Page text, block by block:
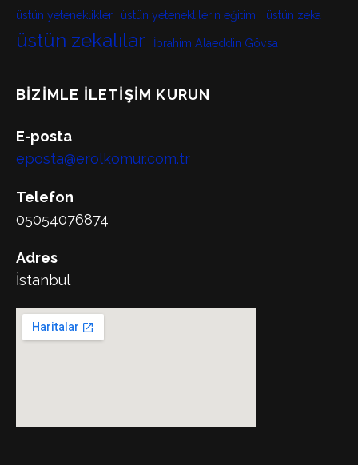
üstün yeteneklikler üstün yeteneklilerin eğitimi üstün zeka
üstün zekalılar İbrahim Alaeddin Gövsa
BIZIMLE İLETIŞIM KURUN
E-posta
eposta@erolkomur.com.tr
Telefon
05054076874
Adres
İstanbul